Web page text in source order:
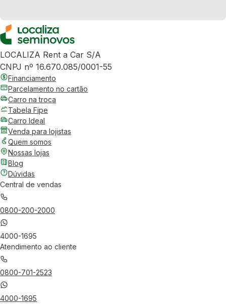
LOCALIZA Rent a Car S/A
CNPJ nº 16.670.085/0001-55
Financiamento
Parcelamento no cartão
Carro na troca
Tabela Fipe
Carro Ideal
Venda para lojistas
Quem somos
Nossas lojas
Blog
Dúvidas
Central de vendas
0800-200-2000
4000-1695
Atendimento ao cliente
0800-701-2523
4000-1695